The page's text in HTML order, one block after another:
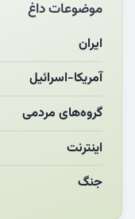
مشهدالرضا آقای شهید
مکن ای صبح طلوع
چرایی «استقبال از آقای
موضوعات داغ
ایران
آمریکا-اسرائیل
گروه‌های مردمی
اینترنت
جنگ